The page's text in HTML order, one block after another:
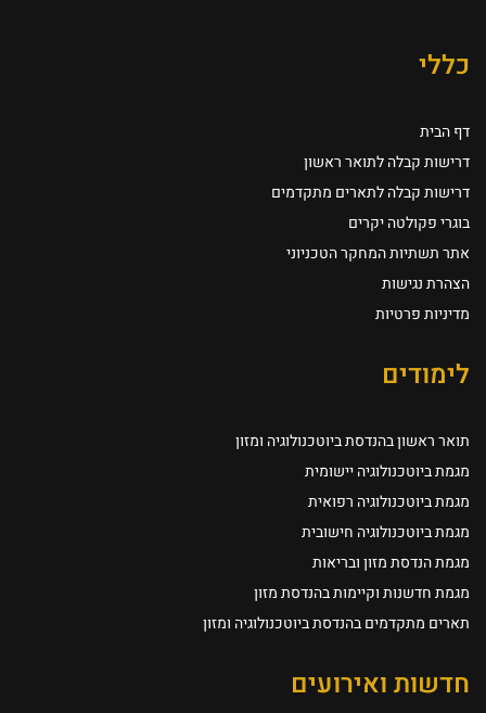
כללי
דף הבית
דרישות קבלה לתואר ראשון
דרישות קבלה לתארים מתקדמים
בוגרי פקולטה יקרים
אתר תשתיות המחקר הטכניוני
הצהרת נגישות
מדיניות פרטיות
לימודים
תואר ראשון בהנדסת ביוטכנולוגיה ומזון
מגמת ביוטכנולוגיה יישומית
מגמת ביוטכנולוגיה רפואית
מגמת ביוטכנולוגיה חישובית
מגמת הנדסת מזון ובריאות
מגמת חדשנות וקיימות בהנדסת מזון
תארים מתקדמים בהנדסת ביוטכנולוגיה ומזון
חדשות ואירועים